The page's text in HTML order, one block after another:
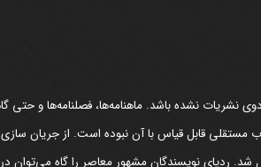
نشده باشد. ماهنامه‌ها، فصلنامه‌ها و حتی
مستقلی قابل قیاس با آن نبوده است. از جریان
شد. ردپای نویسندگان مشهور معاصر را گاه می‌توان